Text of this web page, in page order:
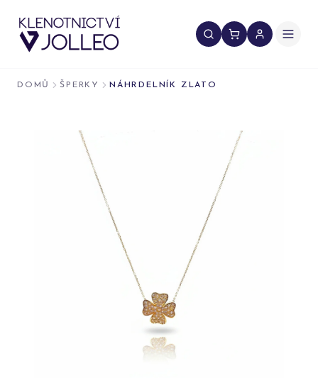
DOMŮ ŠPERKY NÁHRDELNÍK ZLATO